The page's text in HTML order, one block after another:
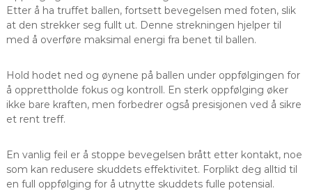
Etter å ha truffet ballen, fortsett bevegelsen med foten, slik
at den strekker seg fullt ut. Denne strekningen hjelper til
med å overføre maksimal energi fra benet til ballen.
Hold hodet ned og øynene på ballen under oppfølgingen for
å opprettholde fokus og kontroll. En sterk oppfølging øker
ikke bare kraften, men forbedrer også presisjonen ved å sikre
et rent treff.
En vanlig feil er å stoppe bevegelsen brått etter kontakt, noe
som kan redusere skuddets effektivitet. Forplikt deg alltid til
en full oppfølging for å utnytte skuddets fulle potensial.